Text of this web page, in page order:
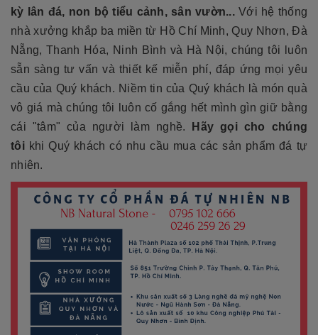
kỳ lân đá, non bộ tiểu cảnh, sân vườn...Với hệ thống
nhà xưởng khắp ba miền từ Hồ Chí Minh, Quy Nhơn, Đà
Nẵng, Thanh Hóa, Ninh Bình và Hà Nội, chúng tôi luôn
sẵn sàng tư vấn và thiết kế miễn phí, đáp ứng mọi yêu
cầu của Quý khách. Niềm tin của Quý khách là món quà
vô giá mà chúng tôi luôn cố gắng hết mình gìn giữ bằng
cái "tâm" của người làm nghề.
Hãy gọi cho chúng
tôikhi Quý khách có nhu cầu mua các sản phẩm đá tự
nhiên.